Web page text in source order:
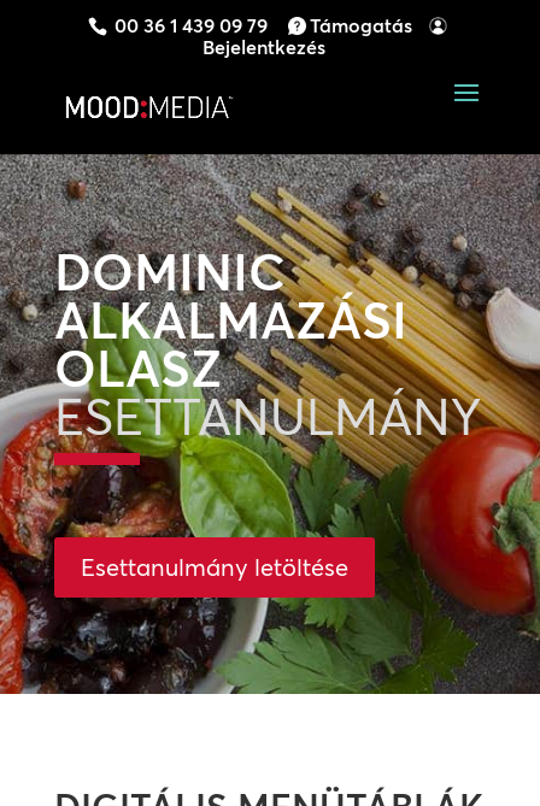
00 36 1 439 09 79
Támogatás
Bejelentkezés
DOMINIC
ALKALMAZÁSI
OLASZ
ESETTANULMÁNY
Esettanulmány letöltése